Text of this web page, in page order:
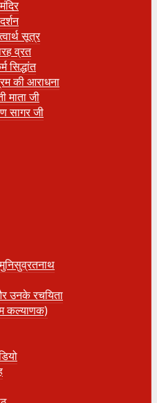
सूत्र
व्रत
सिद्धांत
की आराधना
माता जी
सागर जी
उनके रचयिता
कल्याणक)